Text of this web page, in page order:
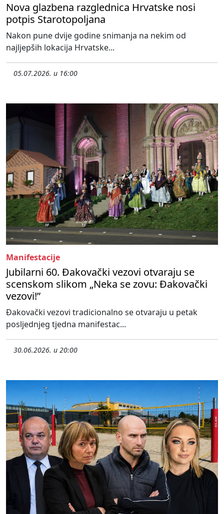
Nova glazbena razglednica Hrvatske nosi
potpis Starotopoljana
Nakon pune dvije godine snimanja na nekim od
najljepših lokacija Hrvatske...
05.07.2026. u 16:00
Manifestacije
Jubilarni 60. Đakovački vezovi otvaraju se
scenskom slikom „Neka se zovu: Đakovački
vezovi!”
Đakovački vezovi tradicionalno se otvaraju u petak
posljednjeg tjedna manifestac...
30.06.2026. u 20:00